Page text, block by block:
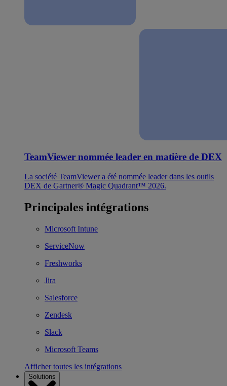
TeamViewer nommée leader en matière de DEX
La société TeamViewer a été nommée leader dans les outils
DEX de Gartner® Magic Quadrant™ 2026.
Principales intégrations
Microsoft Intune
ServiceNow
Freshworks
Jira
Salesforce
Zendesk
Slack
Microsoft Teams
Afficher toutes les intégrations
Solutions